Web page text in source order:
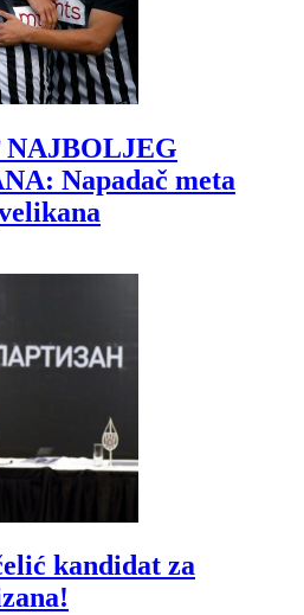
NAJBOLJEG
Napadač meta
kandidat za